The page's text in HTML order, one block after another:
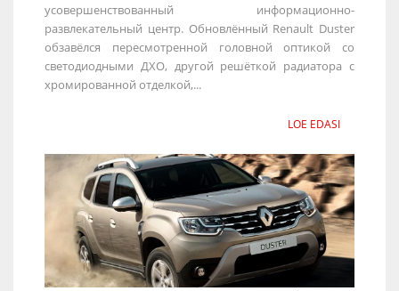
усовершенствованный информационно-
развлекательный центр. Обновлённый Renault Duster
обзавёлся пересмотренной головной оптикой со
светодиодными ДХО, другой решёткой радиатора с
хромированной отделкой,...
LOE EDASI